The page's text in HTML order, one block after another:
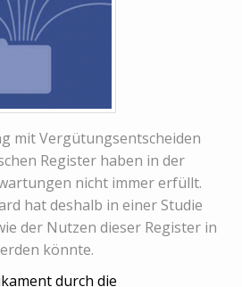
mit Vergütungsentscheiden
Register haben in der
nicht immer erfüllt.
hat deshalb in einer Studie
der Nutzen dieser Register in
könnte.
durch die